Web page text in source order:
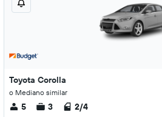
Toyota Corolla
o Mediano similar
5 3 2/4